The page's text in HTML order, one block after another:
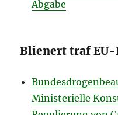
Abgabe
Blienert traf
Ministerielle